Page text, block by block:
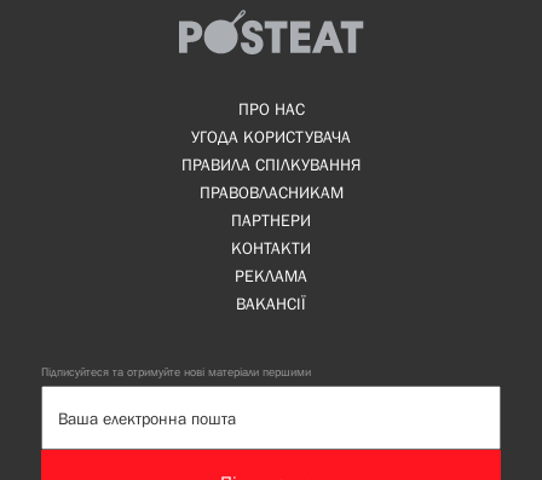
ПРО НАС
УГОДА КОРИСТУВАЧА
ПРАВИЛА СПІЛКУВАННЯ
ПРАВОВЛАСНИКАМ
ПАРТНЕРИ
КОНТАКТИ
РЕКЛАМА
ВАКАНСІЇ
Підписуйтеся та отримуйте нові матеріали першими